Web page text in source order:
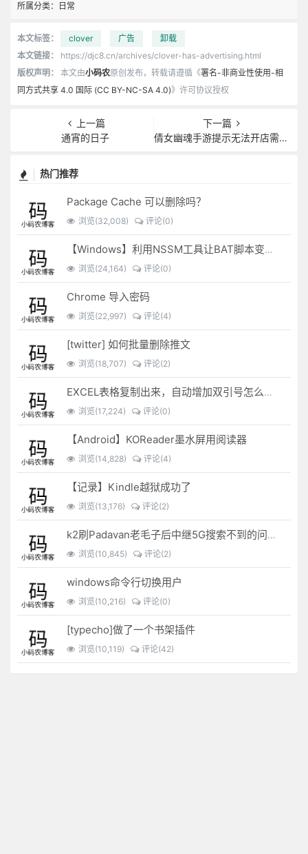
所属分类： 日常
本文标签： clover 广告
卸载
本文链接：
https://djc8.cn/archives/clover-has-advertising.html
版权声明：
本文由小码农原创发布，转载请遵循《署名-非商业性使用-相
同方式共享 4.0 国际 (CC BY-NC-SA 4.0)》许可协议授权
上一篇
通宵的日子
下一篇
倩女幽魂手游提示无法开店需要等待破产
热门推荐
Package Cache 可以删除吗？
浏览(32,008) 评论(0)
【Windows】利用NSSM工具让BAT脚本变成后台服务
浏览(24,164) 评论(0)
Chrome 导入密码
浏览(22,997) 评论(4)
[twitter] 如何批量删除推文
浏览(18,707) 评论(2)
EXCEL表格复制出来，自动增加双引号怎么解决？
浏览(17,224) 评论(0)
【Android】KOReader墨水屏用阅读器
浏览(14,828) 评论(4)
【记录】Kindle越狱成功了
浏览(13,176) 评论(2)
k2刷Padavan老毛子后中继5G搜索不到的问题解决
浏览(10,845) 评论(2)
windows命令行切换用户
浏览(10,216) 评论(0)
[typecho]做了一个书架插件
浏览(10,119) 评论(42)